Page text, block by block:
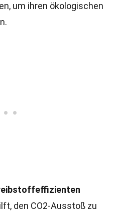
um ihren ökologischen
den CO2-Ausstoß zu